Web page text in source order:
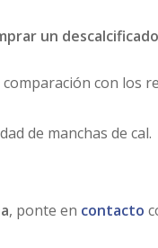
un
con los
de manchas de cal.
, ponte en contacto